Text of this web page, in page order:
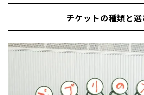
チケットの種類と